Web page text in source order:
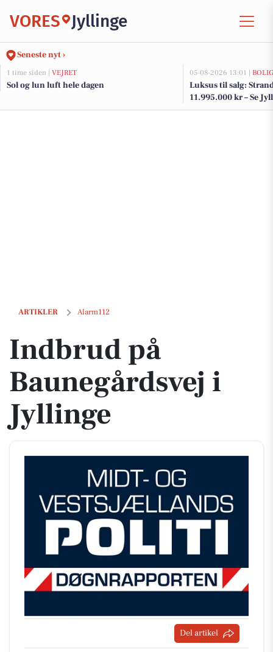
VORES Jyllinge
Seneste nyt ›
1 time siden | VEJRET
Sol og lun luft hele dagen
05-08-2026 13:01 |
Luksus til salg:
11.995.000 kr – Se
her
ARTIKLER Alarm112
Indbrud på Baunegårdsvej i Jyllinge
Indbrud på
Baunegårdsvej i
Jyllinge
Del artikel